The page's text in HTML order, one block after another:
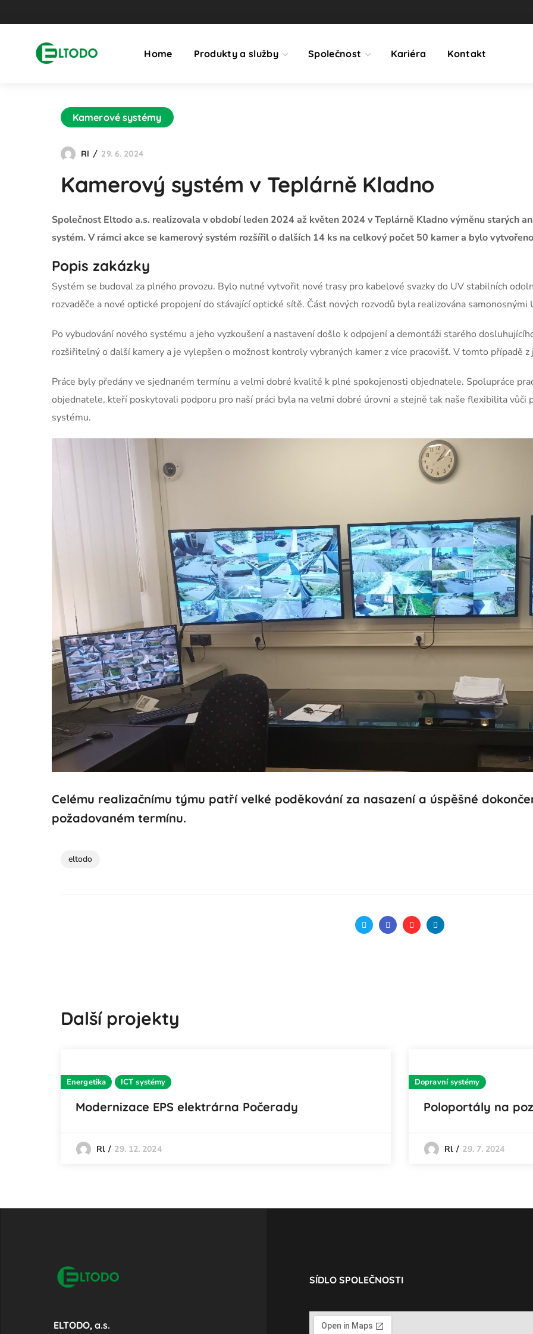
Home Produkty a služby Společnost Kariéra Kontakt
Kamerové systémy
Rl 29. 6. 2024
Kamerový systém v Teplárně Kladno
Společnost Eltodo a.s. realizovala v období leden 2024 až květen 2024 v Teplárně Kladno výměnu starých
systém. V rámci akce se kamerový systém rozšířil o dalších 14 ks na celkový počet 50 kamer a bylo
Popis zakázky
Systém se budoval za plného provozu. Bylo nutné vytvořit nové trasy pro kabelové svazky do UV stabilních
rozvaděče a nové optické propojení do stávající optické sítě. Část nových rozvodů byla realizována
Po vybudování nového systému a jeho vyzkoušení a nastavení došlo k odpojení a demontáži starého
rozšiřitelný o další kamery a je vylepšen o možnost kontroly vybraných kamer z více pracovišť. V tomto případě
Práce byly předány ve sjednaném termínu a velmi dobré kvalitě k plné spokojenosti objednatele. Spolupráce
objednatele, kteří poskytovali podporu pro naší práci byla na velmi dobré úrovni a stejně tak naše flexibilita vůči
systému.
Celému realizačnímu týmu patří velké poděkování za nasazení a úspěšné
požadovaném termínu.
eltodo
Další projekty
Energetika ICT systémy
Modernizace EPS elektrárna Počerady
Rl 29. 12. 2024
Dopravní systémy
Poloportály na
Rl 29. 7. 2024
ELTODO, a.s.
SÍDLO SPOLEČNOSTI